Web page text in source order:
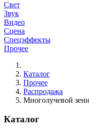
Свет
Звук
Видео
Сцена
Спецэффекты
Прочее
Каталог
Прочее
Распродажа
Многолучевой
Каталог